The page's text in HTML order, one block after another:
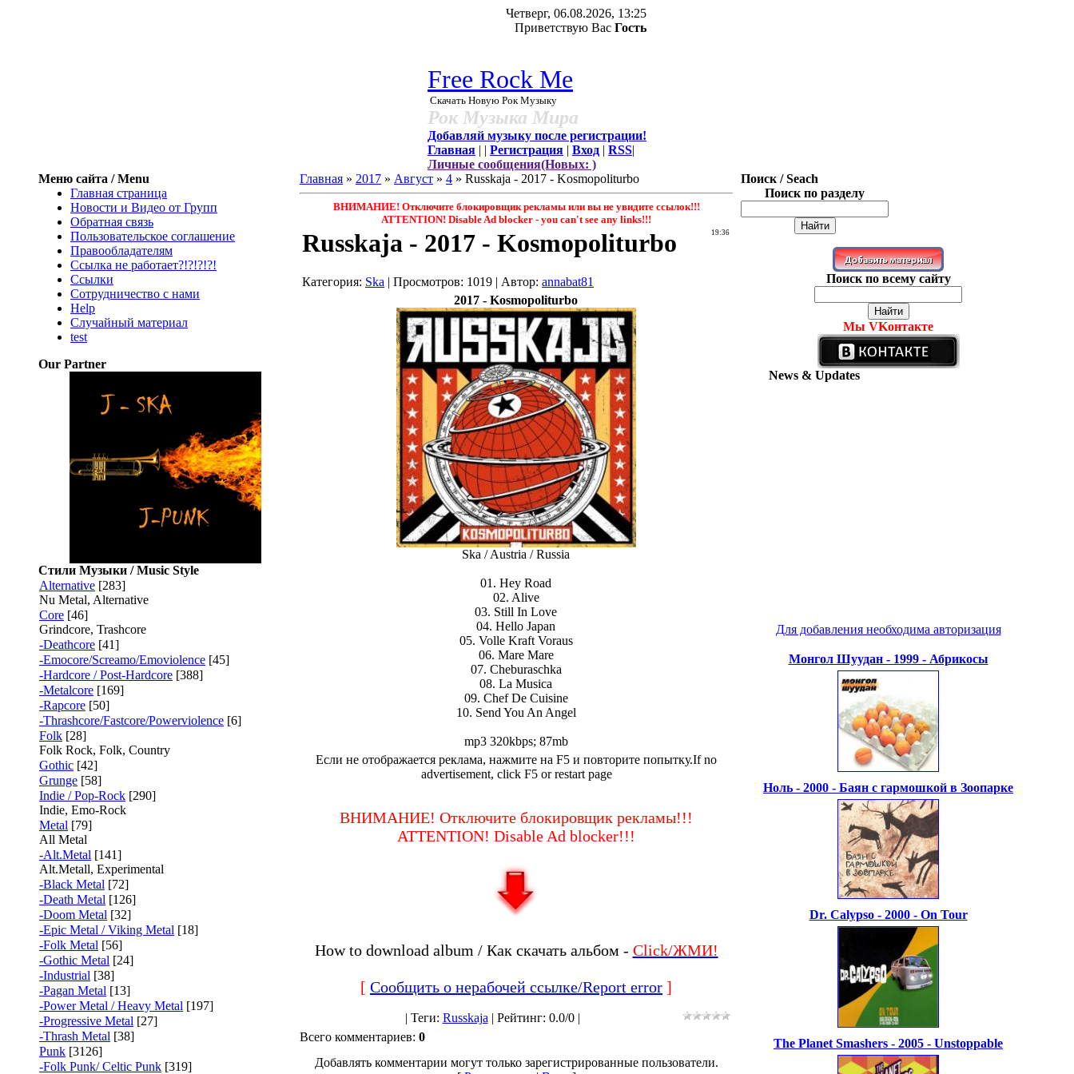
Четверг, 06.08.2026, 13:25
Приветствую Вас Гость
Free Rock Me
Скачать Новую Рок Музыку
Рок Музыка Мира
Добавляй музыку после регистрации!
Главная | | Регистрация | Вход | RSS|
Личные сообщения(Новых: )
Меню сайта / Menu
Главная страница
Новости и Видео от Групп
Обратная связь
Пользовательское соглашение
Правообладателям
Ссылка не работает?!?!?!?!
Ссылки
Сотрудничество с нами
Help
Cлучайный материал
test
Our Partner
Стили Музыки / Music Style
Alternative [283]
Nu Metal, Alternative
Core [46]
Grindcore, Trashcore
-Deathcore [41]
-Emocore/Screamo/Emoviolence [45]
-Hardcore / Post-Hardcore [388]
-Metalcore [169]
-Rapcore [50]
-Thrashcore/Fastcore/Powerviolence [6]
Folk [28]
Folk Rock, Folk, Country
Gothic [42]
Grunge [58]
Indie / Pop-Rock [290]
Indie, Emo-Rock
Metal [79]
All Metal
-Alt.Metal [141]
Alt.Metall, Experimental
-Black Metal [72]
-Death Metal [126]
-Doom Metal [32]
-Epic Metal / Viking Metal [18]
-Folk Metal [56]
-Gothic Metal [24]
-Industrial [38]
-Pagan Metal [13]
-Power Metal / Heavy Metal [197]
-Progressive Metal [27]
-Thrash Metal [38]
Punk [3126]
-Folk Punk/ Celtic Punk [319]
Главная » 2017 » Август » 4 » Russkaja - 2017 - Kosmopoliturbo
ВНИМАНИЕ! Отключите блокировщик рекламы или вы не увидите ссылок!!!
ATTENTION! Disable Ad blocker - you саn't see any links!!!
19:36
Russkaja - 2017 - Kosmopoliturbo
Категория: Ska | Просмотров: 1019 | Автор: annabat81
2017 - Kosmopoliturbo
Ska / Austria / Russia
01. Hey Road
02. Alive
03. Still In Love
04. Hello Japan
05. Volle Kraft Voraus
06. Mare Mare
07. Cheburaschka
08. La Musica
09. Chef De Cuisine
10. Send You An Angel
mp3 320kbps; 87mb
Если не отображается реклама, нажмите на F5 и повторите попытку.If no
advertisement, click F5 or restart page
ВНИМАНИЕ! Отключите блокировщик рекламы!!!
ATTENTION! Disable Ad blocker!!!
How to download album / Как скачать альбом - Click/ЖМИ!
[ Сообщить о нерабочей ссылке/Report error ]
| Теги: Russkaja | Рейтинг: 0.0/0 |
Всего комментариев: 0
Добавлять комментарии могут только зарегистрированные пользователи.
Поиск / Seach
Поиск по разделу
Поиск по всему сайту
Мы VKонтакте
News & Updates
Для добавления необходима авторизация
Монгол Шуудан - 1999 - Абрикосы
Ноль - 2000 - Баян с гармошкой в Зоопарке
Dr. Calypso - 2000 - On Tour
The Planet Smashers - 2005 - Unstoppable